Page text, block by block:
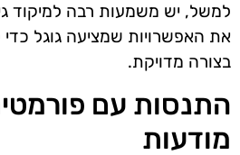
למשל, יש משמעות רבה למיקוד
את האפשרויות שמציעה גוגל
בצורה מדויקת.
התנסות עם
מודעות